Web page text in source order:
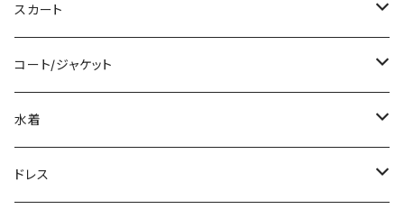
ロング/マキシ
袖付き
ノースリーブ
その他
タンクトップ/キャミソール
シャツ/ブラウス
ベアトップ/チューブトップ
カーディガン/ボレロ
ショート丈
クロップド丈
ロング丈
デニム
スカート
ミニ/ショート
ミディアム/ミモレ
ロング
コート/ジャケット
コート
ジャケット
水着
タンキニ
ドレス